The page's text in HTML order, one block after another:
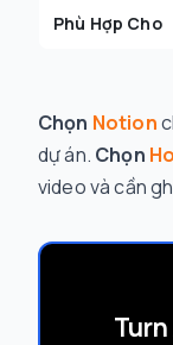
Phù Hợp Cho
Chọn Notion
dự án. Chọn
video và cần